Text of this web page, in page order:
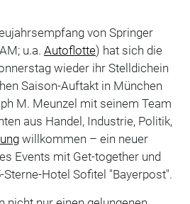
von Springer
u.a. Autoflotte) hat sich die
wieder ihr Stelldichein
Saison-Auftakt in München
M. Meunzel mit seinem Team
aus Handel, Industrie, Politik,
willkommen – ein neuer
Events mit Get-together und
Hotel Sofitel "Bayerpost".